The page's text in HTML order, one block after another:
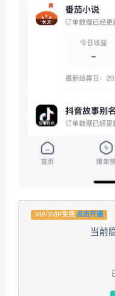
VIP/SVIP免费 点击开通
当前